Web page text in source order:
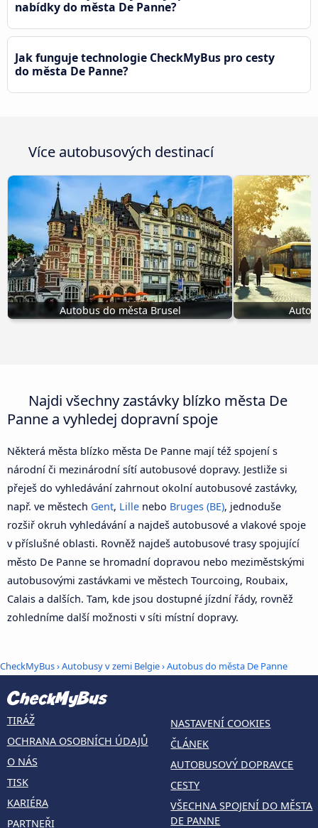
nabídky do města De Panne?
Jak funguje technologie CheckMyBus pro cesty
do města De Panne?
Více autobusových destinací
Autobus do města Brusel
Najdi všechny zastávky blízko města De
Panne a vyhledej dopravní spoje
Některá města blízko města De Panne mají též spojení s
národní či mezinárodní sítí autobusové dopravy. Jestliže si
přeješ do vyhledávání zahrnout okolní autobusové zastávky,
např. ve městech Gent, Lille nebo Bruges (BE), jednoduše
rozšiř okruh vyhledávání a najdeš autobusové a vlakové spoje
v příslušné oblasti. Rovněž najdeš autobusové trasy spojující
město De Panne se hromadní dopravou nebo meziměstskými
autobusovými zastávkami ve městech Tourcoing, Roubaix,
Calais a dalších. Tam, kde jsou dostupné jízdní řády, rovněž
zohledníme další možnosti v síti místní dopravy.
CheckMyBus›Autobusy v zemi Belgie› Autobus do města De Panne
TIRÁŽ
OCHRANA OSOBNÍCH ÚDAJŮ
O NÁS
TISK
KARIÉRA
PARTNEŘI
NASTAVENÍ COOKIES
ČLÁNEK
AUTOBUSOVÝ DOPRAVCE
CESTY
VŠECHNA SPOJENÍ DO MĚSTA
DE PANNE